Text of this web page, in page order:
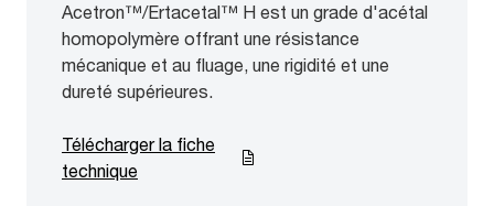
Acetron™/Ertacetal™ H est un grade d'acétal
homopolymère offrant une résistance
mécanique et au fluage, une rigidité et une
dureté supérieures.
Télécharger la fiche
technique